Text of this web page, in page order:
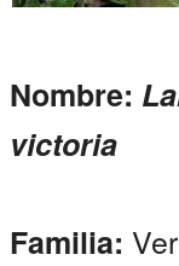
Nombre:
victoria
Familia: